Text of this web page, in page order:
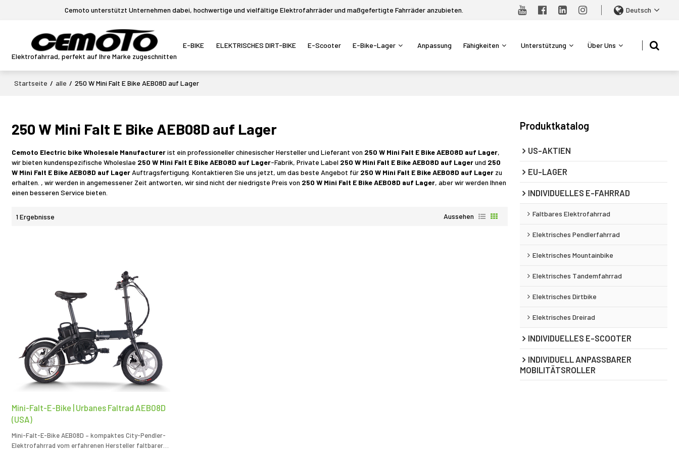
Cemoto unterstützt Unternehmen dabei, hochwertige und vielfältige Elektrofahrräder und maßgefertigte Fahrräder anzubieten. Deutsch
Elektrofahrrad, perfekt auf Ihre Marke zugeschnitten
E-BIKE ELEKTRISCHES DIRT-BIKE E-Scooter E-Bike-Lager Anpassung Fähigkeiten Unterstützung Über Uns
Startseite / alle / 250 W Mini Falt E Bike AEB08D auf Lager
250 W Mini Falt E Bike AEB08D auf Lager
Cemoto Electric bike Wholesale Manufacturerist ein professioneller chinesischer Hersteller und Lieferant von 250 W Mini Falt E Bike AEB08D auf Lager,
wir bieten kundenspezifische Wholeslae 250 W Mini Falt E Bike AEB08D auf Lager-Fabrik, Private Label 250 W Mini Falt E Bike AEB08D auf Lagerund 250
W Mini Falt E Bike AEB08D auf Lager Auftragsfertigung. Kontaktieren Sie uns jetzt, um das beste Angebot für 250 W Mini Falt E Bike AEB08D auf Lager zu
erhalten. , wir werden in angemessener Zeit antworten, wir sind nicht der niedrigste Preis von 250 W Mini Falt E Bike AEB08D auf Lager, aber wir werden Ihnen
einen besseren Service bieten.
1 Ergebnisse Aussehen
Mini-Falt-E-Bike | Urbanes Faltrad AEB08D
(USA)
Mini-Falt-E-Bike AEB08D – kompaktes City-Pendler-
Elektrofahrrad vom erfahrenen Hersteller faltbarer
Produktkatalog
US-AKTIEN
EU-LAGER
INDIVIDUELLES E-FAHRRAD
Faltbares Elektrofahrrad
Elektrisches Pendlerfahrrad
Elektrisches Mountainbike
Elektrisches Tandemfahrrad
Elektrisches Dirtbike
Elektrisches Dreirad
INDIVIDUELLES E-SCOOTER
INDIVIDUELL ANPASSBARER
MOBILITÄTSROLLER